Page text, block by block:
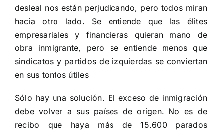
desleal nos están perjudicando, pero todos miran
hacia otro lado. Se entiende que las élites
empresariales y financieras quieran mano de
obra inmigrante, pero se entiende menos que
sindicatos y partidos de izquierdas se conviertan
en sus tontos útiles
Sólo hay una solución. El exceso de inmigración
debe volver a sus países de origen. No es de
recibo que haya más de 15.600 parados